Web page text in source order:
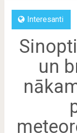
Interesanti
un